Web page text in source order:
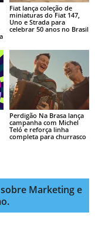
Fiat lança coleção de
miniaturas do Fiat 147,
Uno e Strada para
celebrar 50 anos no Brasil
Perdigão Na Brasa lança
campanha com Michel
Teló e reforça linha
completa para churrasco
Marketing e